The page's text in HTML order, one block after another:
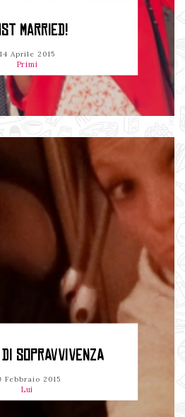
MARRIED!
14 Aprile 2015
Primi
SOPRAVVIVENZA
Febbraio 2015
Lui